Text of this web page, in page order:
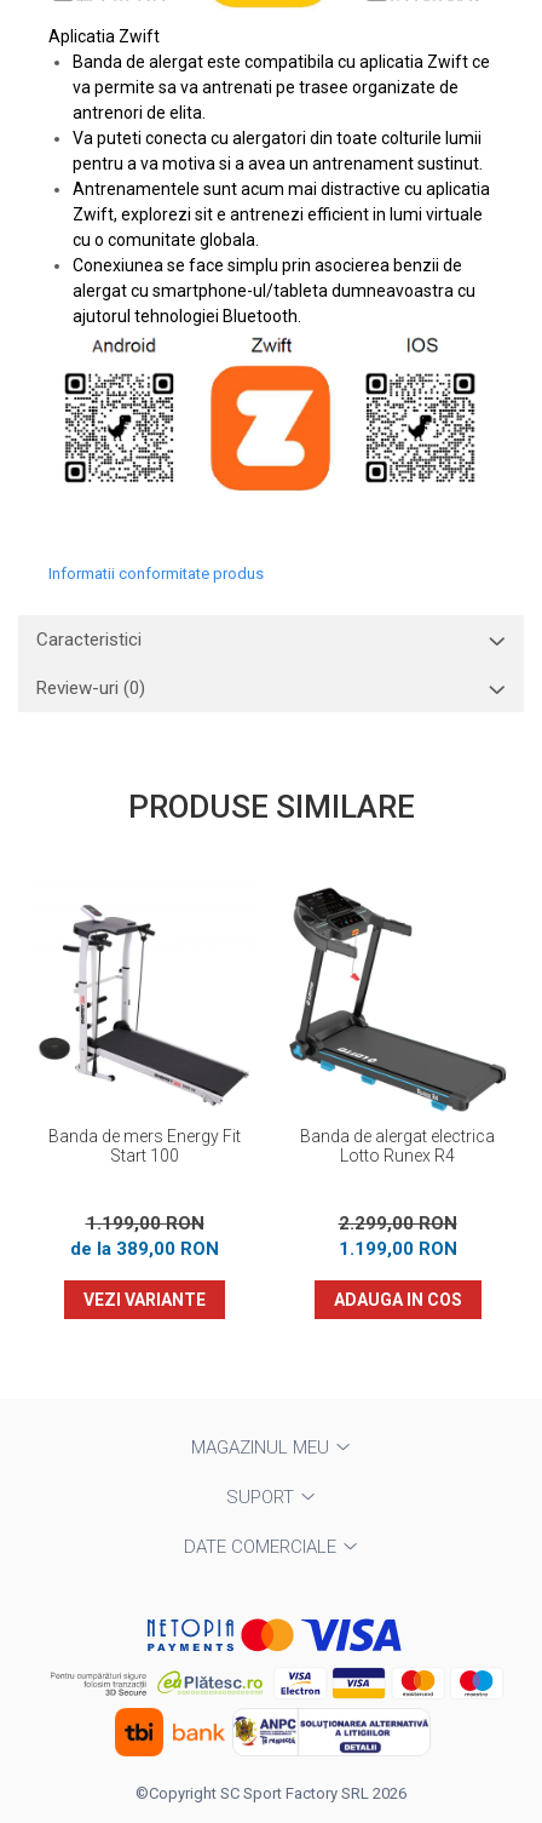
Aplicatia Zwift
Banda de alergat este compatibila cu aplicatia Zwift ce
va permite sa va antrenati pe trasee organizate de
antrenori de elita.
Va puteti conecta cu alergatori din toate colturile lumii
pentru a va motiva si a avea un antrenament sustinut.
Antrenamentele sunt acum mai distractive cu aplicatia
Zwift, explorezi sit e antrenezi efficient in lumi virtuale
cu o comunitate globala.
Conexiunea se face simplu prin asocierea benzii de
alergat cu smartphone-ul/tableta dumneavoastra cu
ajutorul tehnologiei Bluetooth.
Informatii conformitate produs
Caracteristici
Review-uri (0)
PRODUSE SIMILARE
Banda de mers Energy Fit
Start 100
1.199,00 RON
de la 389,00 RON
VEZI VARIANTE
Banda de alergat electrica
Lotto Runex R4
2.299,00 RON
1.199,00 RON
ADAUGA IN COS
MAGAZINUL MEU
SUPORT
DATE COMERCIALE
©Copyright SC Sport Factory SRL 2026